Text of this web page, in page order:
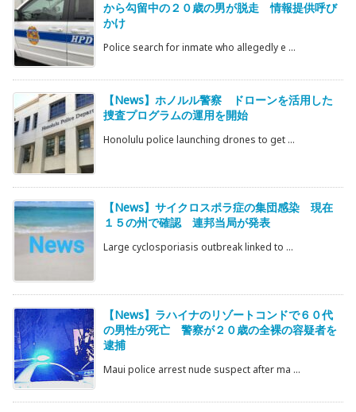
から勾留中の２０歳の男が脱走 情報提供呼び
かけ
Police search for inmate who allegedly e ...
【News】ホノルル警察 ドローンを活用した
捜査プログラムの運用を開始
Honolulu police launching drones to get ...
【News】サイクロスポラ症の集団感染 現在
１５の州で確認 連邦当局が発表
Large cyclosporiasis outbreak linked to ...
【News】ラハイナのリゾートコンドで６０代
の男性が死亡 警察が２０歳の全裸の容疑者を
逮捕
Maui police arrest nude suspect after ma ...